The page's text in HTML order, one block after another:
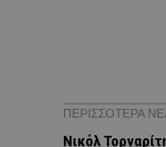
ΠΕΡΙΣΣΟΤΕΡΑ
Νικόλ